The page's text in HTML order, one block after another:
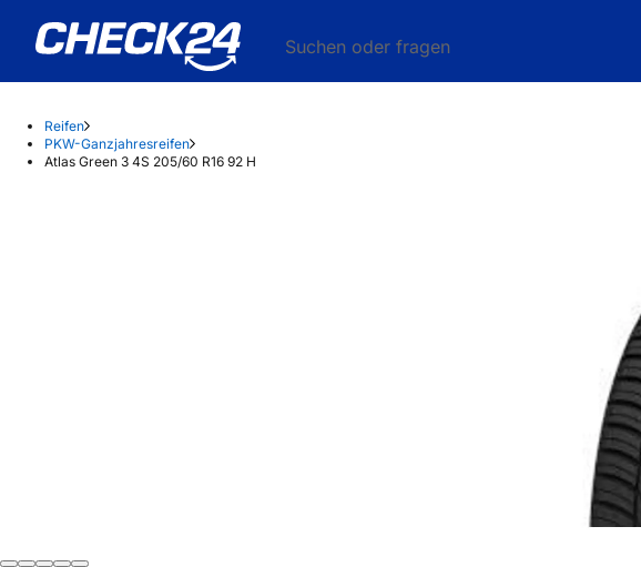
Suchen oder fragen
Reifen
PKW-Ganzjahresreifen
Atlas Green 3 4S 205/60 R16 92 H